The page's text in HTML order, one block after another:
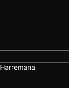
Harremana